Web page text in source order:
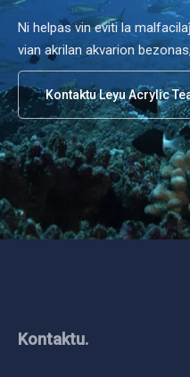
Ni helpas vin eviti la
vian akrilan akvarion
Kontaktu Leyu Acrylic
Kontaktu.